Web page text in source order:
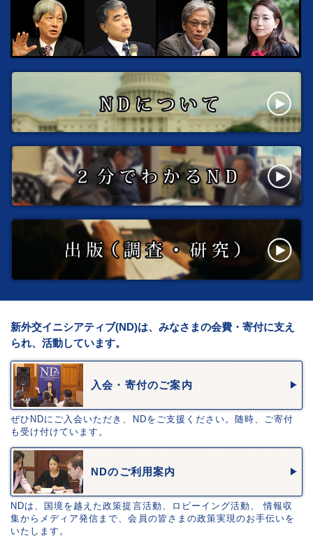
新外交イニシアティブ(ND)は、みなさまの会費・寄付に支え
られ、活動しています。
入会・寄付のご案内
ぜひNDにご入会いただき、NDをご支援ください。随時、ご寄付
も受け付けています。
NDのご利用案内
NDは、国境を越えた政策提言活動、ロビーイング活動、 情報収
集からメディア発信まで、会員の皆さまの政策実現のお手伝いを
いたします。